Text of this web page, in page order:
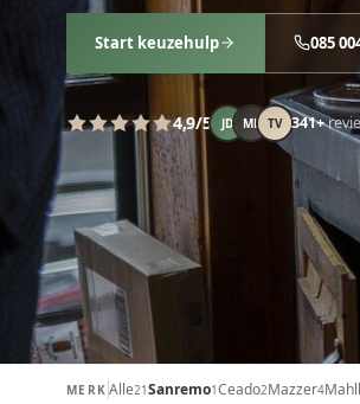
Start keuzehulp 085
4,9/5 JD ML TV 341+
MERK Alle21Sanremo1Ceado2Mazzer4